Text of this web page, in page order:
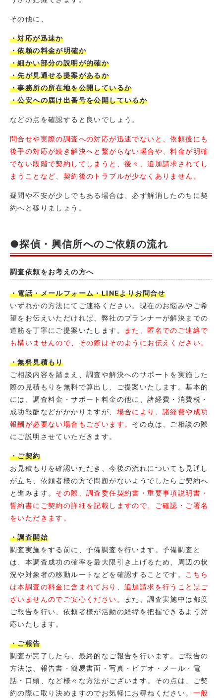
その他に、
・対応が迅速か
・依頼の料金が明確か
・細かい部分の説明が的確か
・先が見通せる提案があるか
・事務所の所在地を公開しているか
・公安への届け出番号を公開しているか
などの点を確認すると良いでしょう。
問合せや実際の調査への対応が迅速でないと、依頼後にも
後手の対応が続き解決へと繋がらない場合や、料金が明確
でない段階で契約してしまうと、後々、追加請求されてし
まうことなど、契約後のトラブルが少なくありません。
疑問や不安が少しでもある場合は、必ず解消したのちに契
約へと移りましょう。
●探偵・興信所へのご依頼の流れ
調査依頼をお考えの方へ
・電話・メールフォーム・LINEよりお問合せ
いずれかの方法にてご連絡ください。現在のお悩みやご希
望をお伝えいただければ、弊社のプランナーが解決までの
道筋を丁寧にご提案いたします。
また、匿名でのご連絡で
も構いませんので、その際はそのようにお伝えください。
・無料見積もり
ご相談内容を踏まえ、調査や解決へのサポートを実施した
際の見積もりを無料で算出し、ご提案いたします。基本的
には、調査料金・サポート料金の他に、諸経費・消費税・
成功報酬などがかかりますが、 場合により、諸経費や成功
報酬が必要ない場合もございます。 その点は、ご相談の際
にご説明させていただきます。
・ご契約
お見積もりを確認いただき、今後の流れについても見通し
が立ち、依頼者様の方で問題がないようでしたらご契約へ
と進みます。 その際、調査委任契約書・重要事項説明書・
誓約書にご契約の詳細を記載しますので、ご確認・ご署名
をいただきます。
・調査開始
調査実施をする前に、予備調査を行います。予備調査と
は、本調査成功の確率を最大限引き上げるため、周辺の状
況や対象者の移動ルートなどを確認することです。
こちら
は本調査の料金に含まれており、追加請求を行うことはご
ざいませんのでご安心ください。
また、調査実施中は都度
ご報告を行い、依頼者様が活動の経緯を把握できるよう対
応いたします。
・ご報告
調査が完了したら、最終的なご報告を行います。ご報告の
方法は、報告書・簡易書面・写真・ビデオ・メール・電
話・口頭、など様々な方法がございます。その点は、ご契
約の際に取り決めますのでお気軽にお尋ねください。 一般